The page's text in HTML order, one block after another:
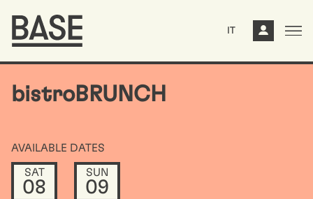
IT
bistroBRUNCH
AVAILABLE DATES
SAT
08
SUN
09